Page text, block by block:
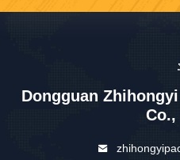
Dongguan